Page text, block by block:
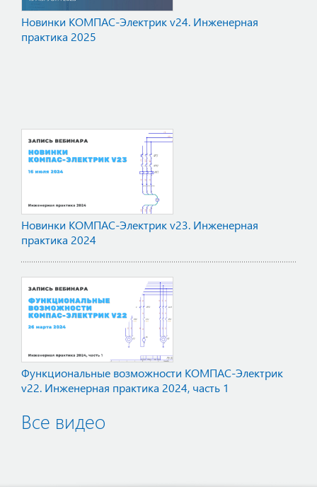
Новинки КОМПАС-Электрик v24. Инженерная
практика 2025
Новинки КОМПАС-Электрик v23. Инженерная
практика 2024
Функциональные возможности КОМПАС-Электрик
v22. Инженерная практика 2024, часть 1
Все видео